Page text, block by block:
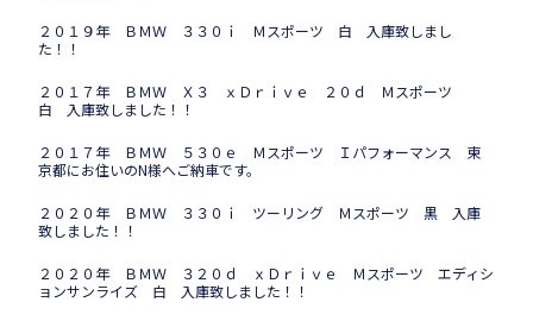
２０１９年 ＢＭＷ ３３０ｉ Ｍスポーツ 白 入庫致しまし
た！！
２０１７年 ＢＭＷ Ｘ３ ｘＤｒｉｖｅ ２０ｄ Ｍスポーツ
白 入庫致しました！！
２０１７年 ＢＭＷ ５３０ｅ Ｍスポーツ Ｉパフォーマンス 東
京都にお住いのN様へご納車です。
２０２０年 ＢＭＷ ３３０ｉ ツーリング Ｍスポーツ 黒 入庫
致しました！！
２０２０年 ＢＭＷ ３２０ｄ ｘＤｒｉｖｅ Ｍスポーツ エディシ
ョンサンライズ 白 入庫致しました！！